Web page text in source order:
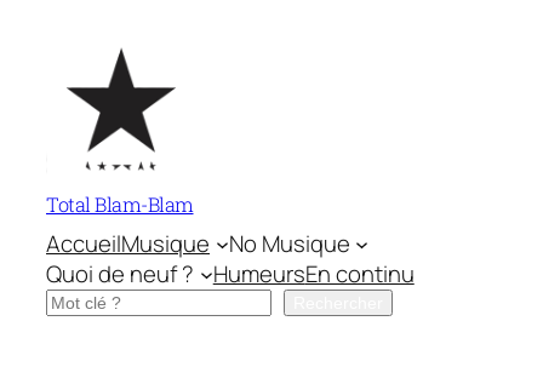
contenu
Total Blam-Blam
AccueilMusique
No Musique
Quoi de neuf ?
HumeursEn continu
Rechercher